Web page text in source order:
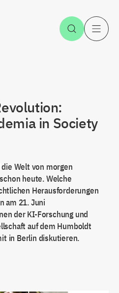
Suche
in Society
Welt von morgen
heute. Welche
Herausforderungen
am 21. Juni
der KI-Forschung und
auf dem Humboldt
in Berlin diskutieren.